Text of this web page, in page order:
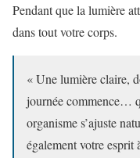
Pendant que la lumière
dans tout votre corps.
« Une lumière claire,
journée commence…
organisme s’ajuste
également votre esprit